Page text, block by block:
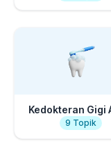
Kedokteran Gigi
9 Topik